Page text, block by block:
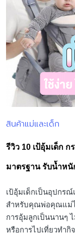
Posted
สินค้าแม่และเด็ก
รีวิว 10 เป้อุ้มเด็ก ก
มาตรฐาน รับน้ำหนั
เป้อุ้มเด็กเป็นอุปกร
สำหรับคุณพ่อคุณแม่ไ
การอุ้มลูกเป็นนานๆ
หรือการไปเที่ยวทำ